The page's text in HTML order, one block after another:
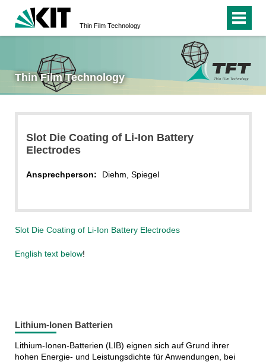
Thin Film Technology
Thin Film Technology
Slot Die Coating of Li-Ion Battery
Electrodes
Ansprechperson: Diehm, Spiegel
Slot Die Coating of Li-Ion Battery Electrodes
English text below!
Lithium-Ionen Batterien
Lithium-Ionen-Batterien (LIB) eignen sich auf Grund ihrer
hohen Energie- und Leistungsdichte für Anwendungen, bei